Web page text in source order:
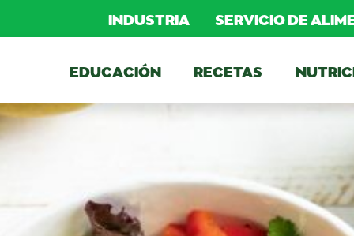
INDUSTRIA SERVICIO DE
EDUCACIÓN RECETAS